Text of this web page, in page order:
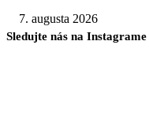
7. augusta 2026
Sledujte nás na Instagrame